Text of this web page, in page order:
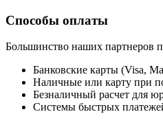
Способы оплаты
Большинство наших партнеров
Банковские карты (Visa,
Наличные или карту при
Безналичный расчет для
Системы быстрых